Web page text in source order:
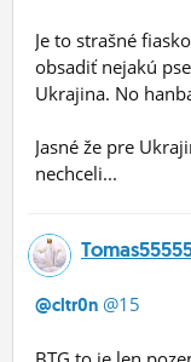
Je to strašné
obsadiť nejakú
Ukrajina. No
Jasné že pre
nechceli...
@cltr0n @15